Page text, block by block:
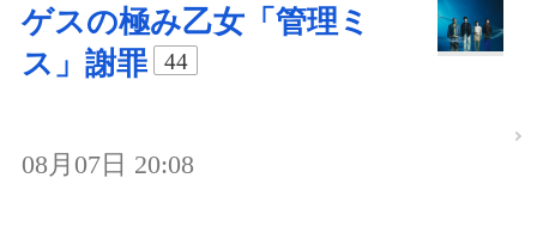
ゲスの極み乙女「管理ミ
ス」謝罪
44
08月07日 20:08